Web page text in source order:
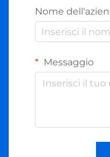
Nome
Messaggio